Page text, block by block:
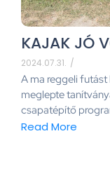
KAJAK JÓ
2024.07.31. /
A ma reggeli
meglepte
csapatépítő
Read More